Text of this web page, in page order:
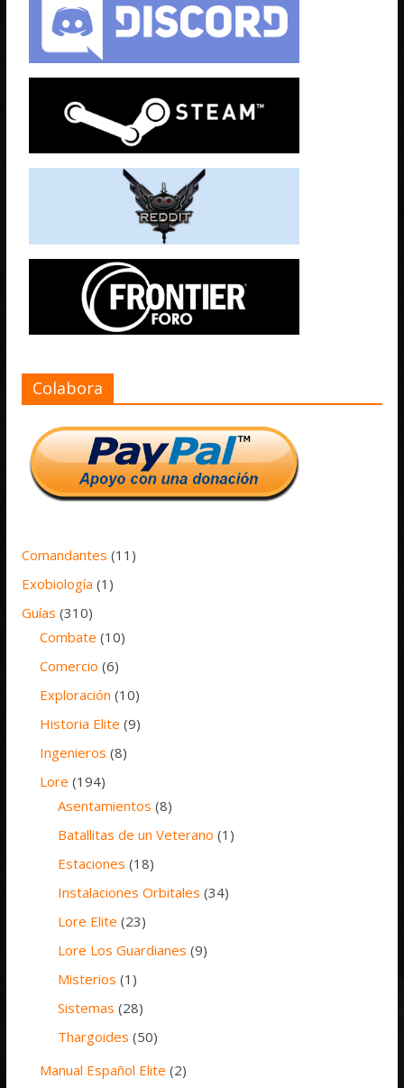
Colabora
Comandantes (11)
Exobiología (1)
Guías (310)
Combate (10)
Comercio (6)
Exploración (10)
Historia Elite (9)
Ingenieros (8)
Lore (194)
Asentamientos (8)
Batallitas de un Veterano (1)
Estaciones (18)
Instalaciones Orbitales (34)
Lore Elite (23)
Lore Los Guardianes (9)
Misterios (1)
Sistemas (28)
Thargoides (50)
Manual Español Elite (2)